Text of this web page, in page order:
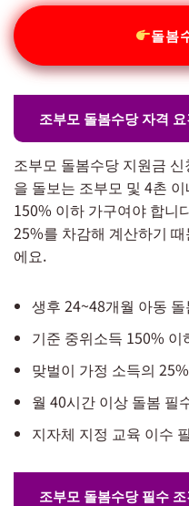
돌봄
조부모 돌봄수당 자격 요
조부모 돌봄수당 지원금
을 돌보는 조부모 및 4촌
150% 이하 가구여야 합니
25%를 차감해 계산하기
에요.
생후 24~48개월 아동 돌
기준 중위소득 150% 이
맞벌이 가정 소득의
월 40시간 이상 돌봄 필
지자체 지정 교육 이수
조부모 돌봄수당 필수 조